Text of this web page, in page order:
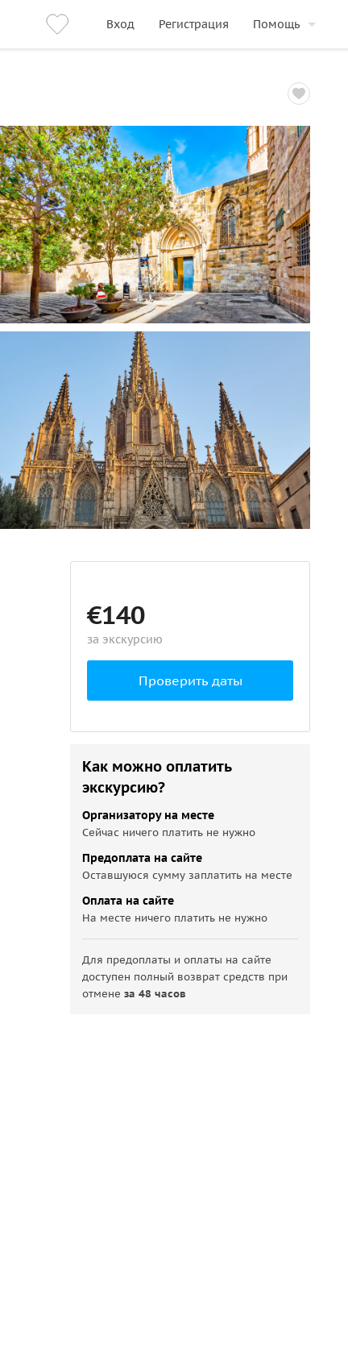
Вход Регистрация Помощь
€140
за экскурсию
Проверить даты
Как можно оплатить
экскурсию?
Организатору на месте
Сейчас ничего платить не нужно
Предоплата на сайте
Оставшуюся сумму заплатить на месте
Оплата на сайте
На месте ничего платить не нужно
Для предоплаты и оплаты на сайте
доступен полный возврат средств при
отменеза 48 часов